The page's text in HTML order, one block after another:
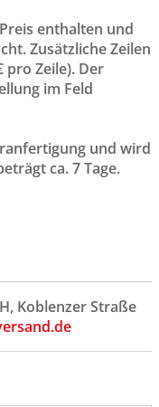
enthalten und
Zusätzliche Zeilen
pro Zeile). Der
im Feld
und wird
ca. 7 Tage.
Koblenzer Straße